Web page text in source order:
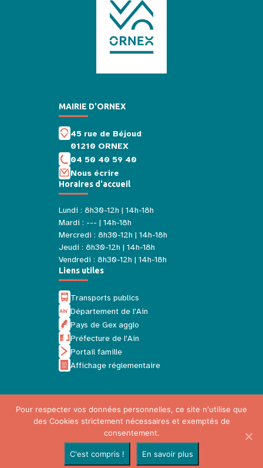
MAIRIE D'ORNEX
45 rue de Béjoud
01210 ORNEX
04 50 40 59 40
Nous écrire
Horaires d'accueil
Lundi : 8h30-12h | 14h-18h
Mardi : --- | 14h-18h
Mercredi : 8h30-12h | 14h-18h
Jeudi : 8h30-12h | 14h-18h
Vendredi : 8h30-12h | 14h-18h
Liens utiles
Transports publics
Département de l'Ain
Pays de Gex agglo
Préfecture de l'Ain
Portail famille
Affichage réglementaire
Mentions légales
Politique de confidentialité
Plan du site
Pour respecter vos données personnelles, ce site n'utilise que
des Cookies strictement nécessaires et exemptés de
consentement.
C'est compris ! En savoir plus